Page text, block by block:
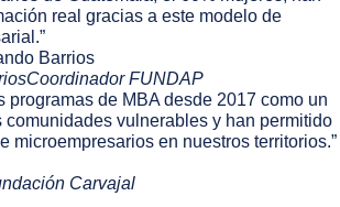
real gracias a este modelo de
Coordinador FUNDAP
programas de MBA desde 2017 como un
comunidades vulnerables y han permitido
microempresarios en nuestros territorios.”
Carvajal